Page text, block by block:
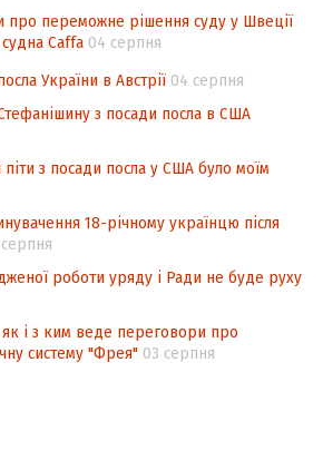
правових документах
про переможне рішення суду у Швеції
Caffa 04 серпня
України в Австрії 04 серпня
з посади посла в США
з посади посла у США було моїм
18-річному українцю після
роботи уряду і Ради не буде руху
і з ким веде переговори про
систему "Фрея" 03 серпня